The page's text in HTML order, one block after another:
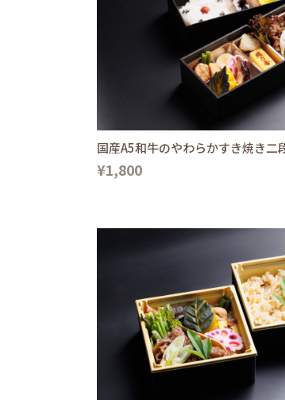
国産A5和牛のやわらかすき焼き二
¥1,800